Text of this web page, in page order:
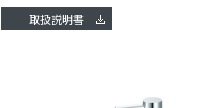
取扱説明書